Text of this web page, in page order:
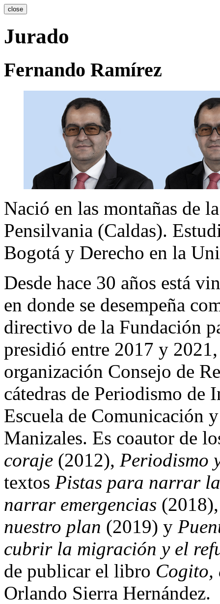
close
Jurado
Fernando Ramírez
Nació en las montañas de
Pensilvania (Caldas).
Bogotá y Derecho en la
Desde hace 30 años está
en donde se desempeña
directivo de la Fundación
presidió entre 2017 y
organización Consejo de
cátedras de Periodismo de
Escuela de Comunicación
Manizales. Es coautor de
coraje (2012), Periodismo
textos Pistas para narrar
narrar emergencias
nuestro plan (2019) y
cubrir la migración y el
de publicar el libro Cogito,
Orlando Sierra Hernández.